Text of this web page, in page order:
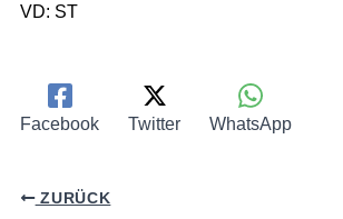
VD: ST
Facebook Twitter WhatsApp
ZURÜCK